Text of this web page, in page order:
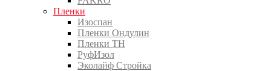
Пленки
Изоспан
Пленки Ондулин
Пленки ТН
РуфИзол
Эколайф Стройка